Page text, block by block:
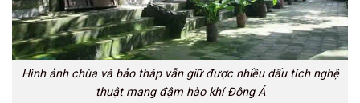
Hình ảnh chùa và bảo tháp vẫn giữ được nhiều dấu tích nghệ
thuật mang đậm hào khí Đông Á